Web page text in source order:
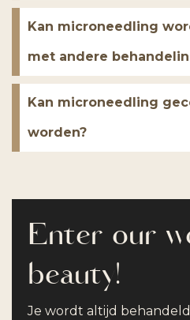
Kan microneedling
met andere
Kan microneedling
worden?
Enter our
beauty!
Je wordt altijd